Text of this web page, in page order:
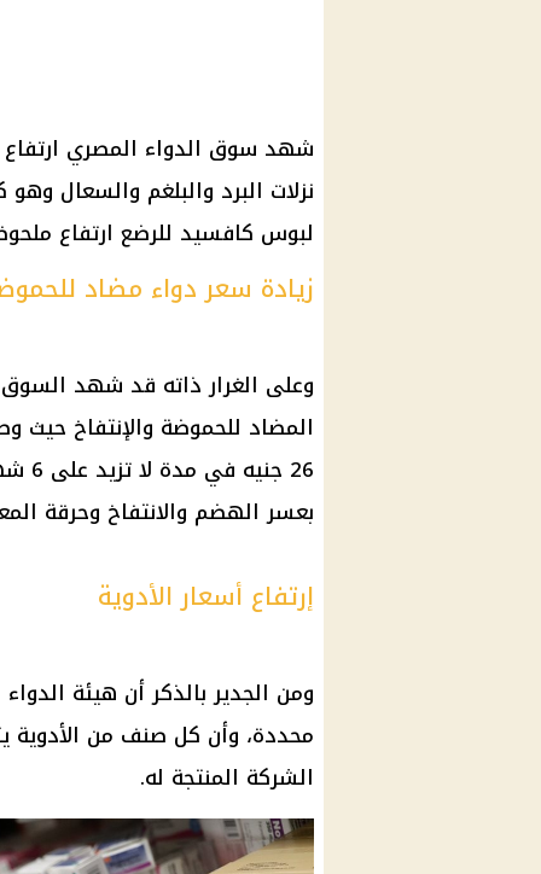
شهد سوق الدواء المصري
نزلات البرد والبلغم والسعال
لبوس كافسيد للرضع ارتفاع ملحوظ ليصل لـ 42 جنيه
زيادة سعر دواء مضاد للحموضة
وعلى الغرار ذاته قد شهد
26
بعسر الهضم والانتفاخ وحرقة
إرتفاع أسعار الأدوية
ومن الجدير بالذكر أن هيئة
محددة، وأن كل صنف من الأدوية
الشركة المنتجة له.